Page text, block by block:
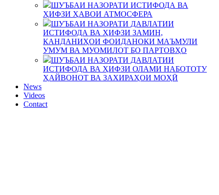
ШУЪБАИ НАЗОРАТИ ИСТИФОДА ВА
ҲИФЗИ ҲАВОИ АТМОСФЕРА
ШУЪБАИ НАЗОРАТИ ДАВЛАТИИ
ИСТИФОДА ВА ҲИФЗИ ЗАМИН,
КАНДАНИҲОИ ФОИДАНОКИ МАЪМУЛИ
УМУМ ВА МУОМИЛОТ БО ПАРТОВҲО
ШУЪБАИ НАЗОРАТИ ДАВЛАТИИ
ИСТИФОДА ВА ҲИФЗИ ОЛАМИ НАБОТОТУ
ҲАЙВОНОТ ВА ЗАХИРАҲОИ МОҲӢ
News
Videos
Contact